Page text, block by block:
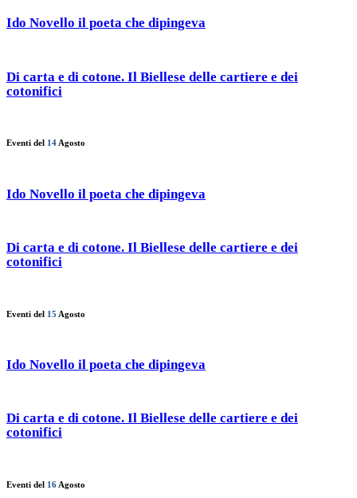
Ido Novello il poeta che dipingeva
Di carta e di cotone. Il Biellese delle cartiere e dei
cotonifici
Eventi del 14 Agosto
Ido Novello il poeta che dipingeva
Di carta e di cotone. Il Biellese delle cartiere e dei
cotonifici
Eventi del 15 Agosto
Ido Novello il poeta che dipingeva
Di carta e di cotone. Il Biellese delle cartiere e dei
cotonifici
Eventi del 16 Agosto